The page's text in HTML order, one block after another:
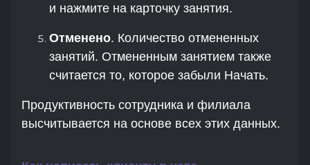
и нажмите на карточку занятия.
Отменено. Количество отмененных
занятий. Отмененным занятием также
считается то, которое забыли Начать.
Продуктивность сотрудника и филиала
высчитывается на основе всех этих данных.